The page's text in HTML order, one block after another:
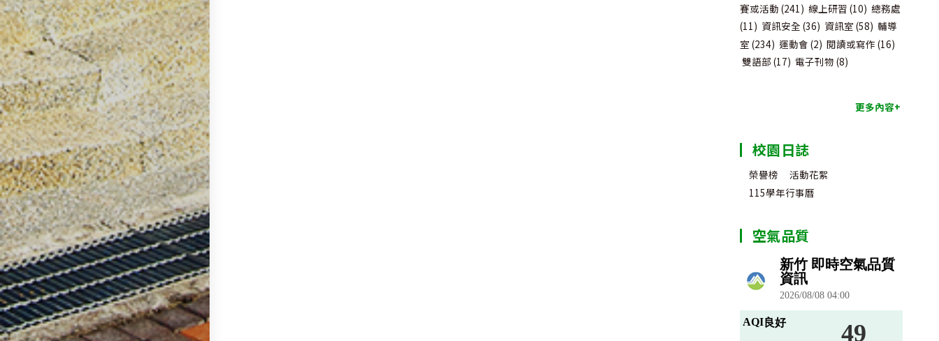
賽或活動 (241) 線上研習 (10) 總務處
(11) 資訊安全 (36) 資訊室 (58) 輔導
室 (234) 運動會 (2) 閱讀或寫作 (16)
雙語部 (17) 電子刊物 (8)
更多內容+
校園日誌
榮譽榜
活動花絮
115學年行事曆
空氣品質